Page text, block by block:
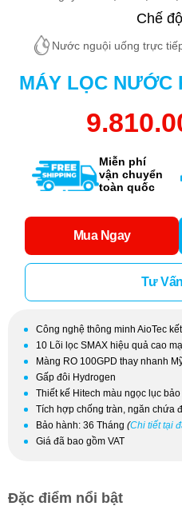
Chế
Nước nguội uống trực
MÁY LỌC NƯỚC
Miễn phí
vận chuyển
toàn quốc
Mua Ngay
Tư
Công nghệ thông minh AioTec
10 Lõi lọc SMAX hiệu quả cao
Màng RO 100GPD thay nhanh
Gấp đôi Hydrogen
Thiết kế Hitech màu ngọc lục bảo
Tích hợp chống tràn, ngăn chứa
Bảo hành: 36 Tháng (Chi tiết tại
Giá đã bao gồm VAT
Đặc điểm nổi bật